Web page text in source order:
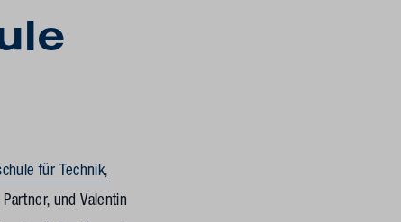
für Technik,
und Valentin